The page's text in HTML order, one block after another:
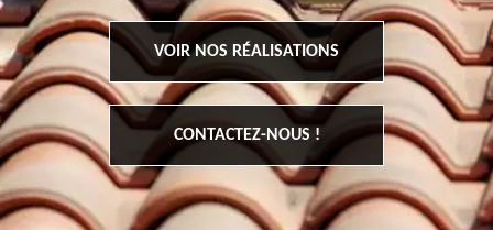
VOIR NOS RÉALISATIONS
CONTACTEZ-NOUS !